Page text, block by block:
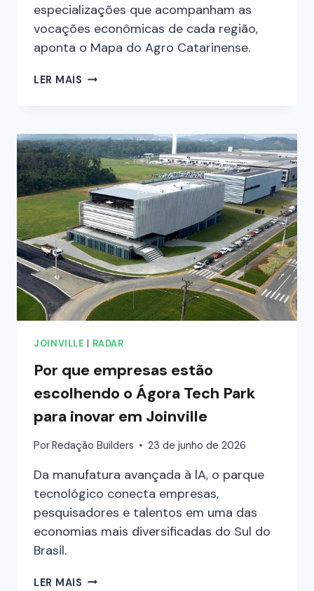
especializações que acompanham as
vocações econômicas de cada região,
aponta o Mapa do Agro Catarinense.
LER MAIS
JOINVILLE RADAR
Por que empresas estão
escolhendo o Ágora Tech Park
para inovar em Joinville
PorRedação Builders 23 de junho de 2026
Da manufatura avançada à lA, o parque
tecnológico conecta empresas,
pesquisadores e talentos em uma das
economias mais diversificadas do Sul do
Brasil.
LER MAIS